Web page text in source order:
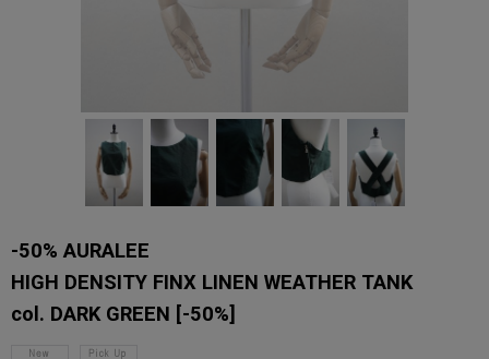
-50% AURALEE
HIGH DENSITY FINX LINEN WEATHER TANK
col. DARK GREEN [-50%]